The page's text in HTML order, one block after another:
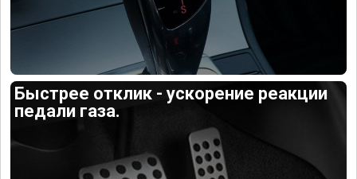
Быстрее отклик - ускорение реакции
педали газа.